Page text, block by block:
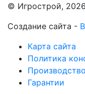
© Игрострой, 2026
Создание сайта -
Карта сайта
Политика
Производство
Гарантии